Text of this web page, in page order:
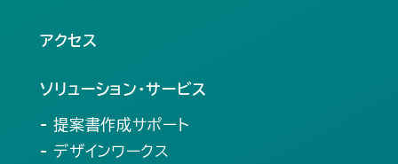
アクセス
ソリューション・サービス
- 提案書作成サポート
- デザインワークス